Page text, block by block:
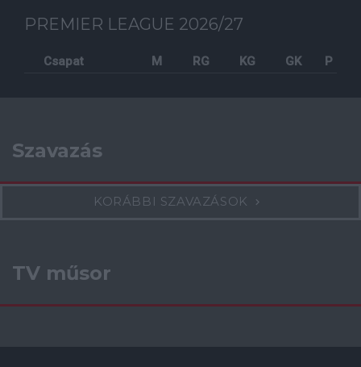
PREMIER LEAGUE 2026/27
Csapat M RG KG GK P
Szavazás
KORÁBBI SZAVAZÁSOK
TV műsor